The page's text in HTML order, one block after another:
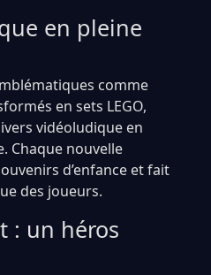
en pleine
comme
en sets LEGO,
vidéoludique en
Chaque nouvelle
d’enfance et fait
des joueurs.
: un héros